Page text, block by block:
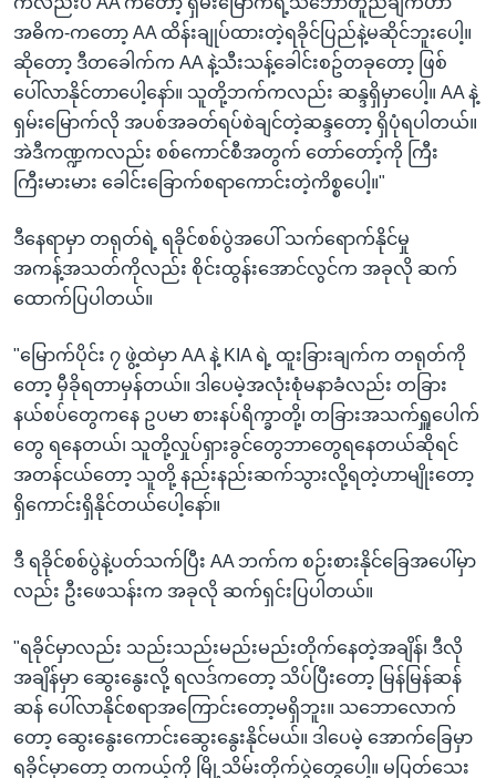
အဓိက-ကတော့ AA ထိန်းချုပ်ထားတဲ့ရခိုင်ပြည်နဲ့မဆိုင်ဘူးပေါ့။
ဆိုတော့ ဒီတခေါက်က AA နဲ့သီးသန့်ခေါင်းစဥ်တခုတော့ ဖြစ်
ပေါ်လာနိုင်တာပေါ့နော်။ သူတို့ဘက်ကလည်း ဆန္ဒရှိမှာပေါ့။ AA နဲ့
ရှမ်းမြောက်လို အပစ်အခတ်ရပ်စဲချင်တဲ့ဆန္ဒတော့ ရှိပုံရပါတယ်။
အဲဒီကဏ္ဍကလည်း စစ်ကောင်စီအတွက် တော်တော့်ကို ကြီး
ကြီးမားမား ခေါင်းခြောက်စရာကောင်းတဲ့ကိစ္စပေါ့။"
ဒီနေရာမှာ တရုတ်ရဲ့ ရခိုင်စစ်ပွဲအပေါ် သက်ရောက်နိုင်မှု
အကန့်အသတ်ကိုလည်း စိုင်းထွန်းအောင်လွင်က အခုလို ဆက်
ထောက်ပြပါတယ်။
"မြောက်ပိုင်း ၇ ဖွဲ့ထဲမှာ AA နဲ့ KIA ရဲ့ ထူးခြားချက်က တရုတ်ကို
တော့ မှီခိုရတာမှန်တယ်။ ဒါပေမဲ့အလုံးစုံမနာခံလည်း တခြား
နယ်စပ်တွေကနေ ဥပမာ စားနပ်ရိက္ခာတို့၊ တခြားအသက်ရှူပေါက်
တွေ ရနေတယ်၊ သူတို့လှုပ်ရှားခွင်တွေဘာတွေရနေတယ်ဆိုရင်
အတန်ငယ်တော့ သူတို့ နည်းနည်းဆက်သွားလို့ရတဲ့ဟာမျိုးတော့
ရှိကောင်းရှိနိုင်တယ်ပေါ့နော်။
ဒီ ရခိုင်စစ်ပွဲနဲ့ပတ်သက်ပြီး AA ဘက်က စဉ်းစားနိုင်ခြေအပေါ်မှာ
လည်း ဦးဖေသန်းက အခုလို ဆက်ရှင်းပြပါတယ်။
"ရခိုင်မှာလည်း သည်းသည်းမည်းမည်းတိုက်နေတဲ့အချိန်၊ ဒီလို
အချိန်မှာ ဆွေးနွေးလို့ ရလဒ်ကတော့ သိပ်ပြီးတော့ မြန်မြန်ဆန်
ဆန် ပေါ်လာနိုင်စရာအကြောင်းတော့မရှိဘူး။ သဘောလောက်
တော့ ဆွေးနွေးကောင်းဆွေးနွေးနိုင်မယ်။ ဒါပေမဲ့ အောက်ခြေမှာ
ရခိုင်မှာတော့ တကယ့်ကို မြို့သိမ်းတိုက်ပွဲတွေပေါ့။ မပြတ်သေး